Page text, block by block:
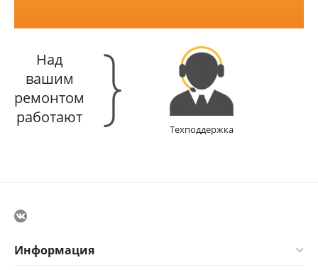
Над
вашим
ремонтом
работают
Техподдержка
Информация